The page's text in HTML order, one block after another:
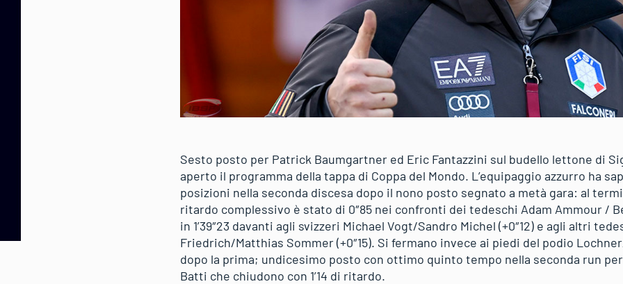
Sesto posto per Patrick Baumgartner ed Eric Fantazzini sul budello lettone di
aperto il programma della tappa di Coppa del Mondo. L’equipaggio azzurro ha
posizioni nella seconda discesa dopo il nono posto segnato a metà gara: al
ritardo complessivo è stato di 0″85 nei confronti dei tedeschi Adam Ammour /
in 1’39″23 davanti agli svizzeri Michael Vogt/Sandro Michel (+0″12) e agli altri
Friedrich/Matthias Sommer (+0″15). Si fermano invece ai piedi del podio
dopo la prima; undicesimo posto con ottimo quinto tempo nella seconda run
Batti che chiudono con 1’14 di ritardo.